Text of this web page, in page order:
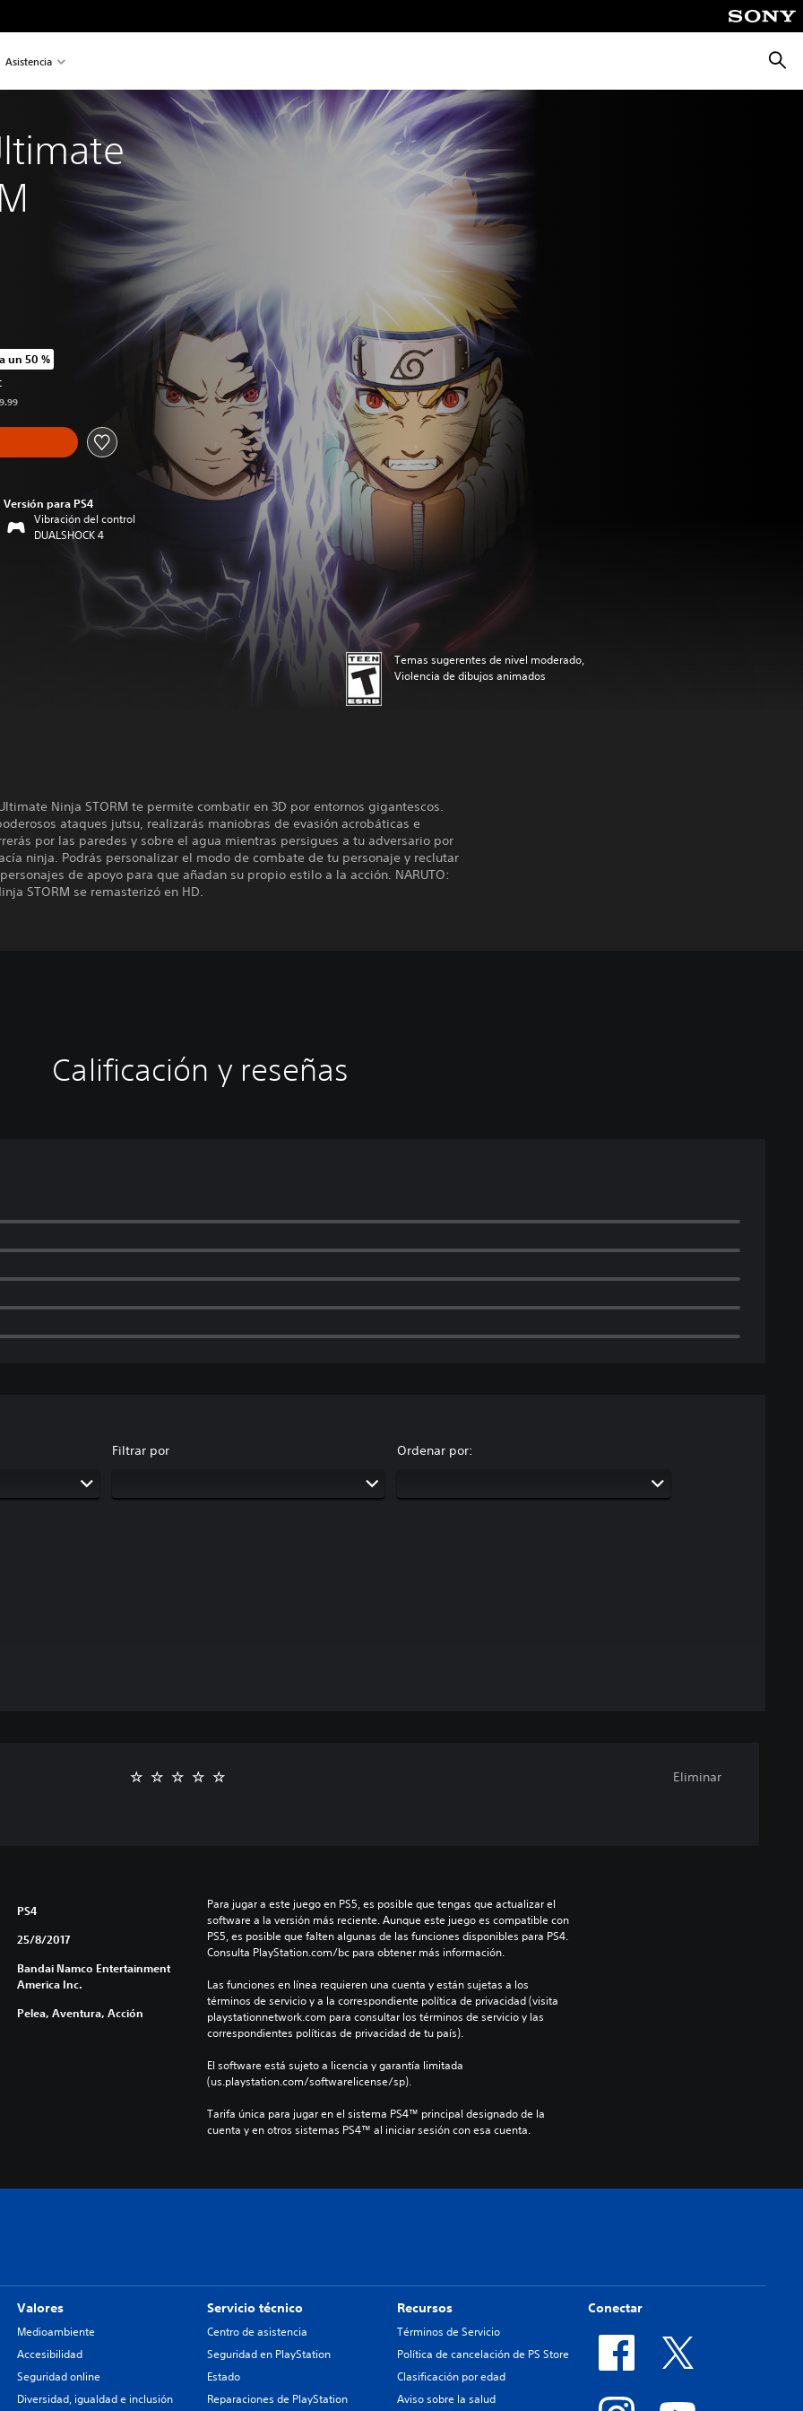
Asistencia
de US$19.99
un 50 %
Versión para PS4
Vibración del control
DUALSHOCK 4
Temas sugerentes de nivel moderado,
Violencia de dibujos animados
Ninja STORM te permite combatir en 3D por entornos gigantescos.
ataques jutsu, realizarás maniobras de evasión acrobáticas e
por las paredes y sobre el agua mientras persigues a tu adversario por
ninja. Podrás personalizar el modo de combate de tu personaje y reclutar
de apoyo para que añadan su propio estilo a la acción. NARUTO:
STORM se remasterizó en HD.
Calificación y reseñas
Filtrar por Ordenar por:
Eliminar
PS4
25/8/2017
Bandai Namco Entertainment
America Inc.
Pelea, Aventura, Acción
Para jugar a este juego en PS5, es posible que tengas que actualizar el
software a la versión más reciente. Aunque este juego es compatible con
PS5, es posible que falten algunas de las funciones disponibles para PS4.
Consulta PlayStation.com/bc para obtener más información.
Las funciones en línea requieren una cuenta y están sujetas a los
términos de servicio y a la correspondiente política de privacidad (visita
playstationnetwork.com para consultar los términos de servicio y las
correspondientes políticas de privacidad de tu país).
El software está sujeto a licencia y garantía limitada
(us.playstation.com/softwarelicense/sp).
Tarifa única para jugar en el sistema PS4™ principal designado de la
cuenta y en otros sistemas PS4™ al iniciar sesión con esa cuenta.
Valores
Medioambiente
Accesibilidad
Seguridad online
Diversidad, igualdad e inclusión
Servicio técnico
Centro de asistencia
Seguridad en PlayStation
Estado
Reparaciones de PlayStation
Recursos
Términos de Servicio
Política de cancelación de PS Store
Clasificación por edad
Aviso sobre la salud
Conectar